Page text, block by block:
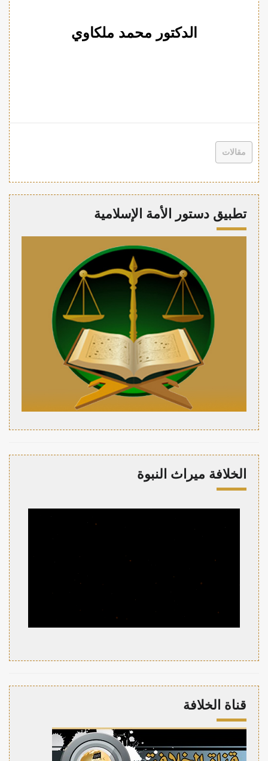
الدكتور محمد ملكاوي
مقالات
تطبيق دستور الأمة الإسلامية
الخلافة ميراث النبوة
قناة الخلافة